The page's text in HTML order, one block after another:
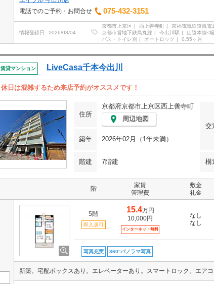
電話でのご予約・お問合せ
075-432-3151
情報登録日 2026/08/04
京都市上京区 西上善寺町 京福電気鉄道嵐電
京都市営地下鉄烏丸線
今出川駅 山陰本線<
バス・トイレ別
オートロック 0.55ヶ月
賃貸マンション LiveCasa千本今出川
休日は混雑するため来店予約がオススメです！
住所
京都府京都市上京区西上善寺町
周辺地図
交
築年 2026年02月（1年未満）
階建 7階建 構
階
家賃
管理費
敷金
礼金
5階
即入居可
15.4万円
10,000円
インターネット無料
なし
なし
写真充実 360°パノラマ写真